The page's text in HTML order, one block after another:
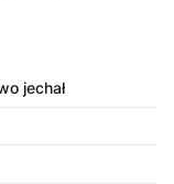
jechał